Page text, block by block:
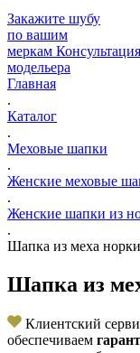
Закажите шубу
по вашим
меркам Консультация
модельера
Главная
.
Каталог
.
Меховые шапки
.
Женские меховые
.
Женские шапки из
.
Шапка из меха
Шапка из
Клиентский
обеспечиваем